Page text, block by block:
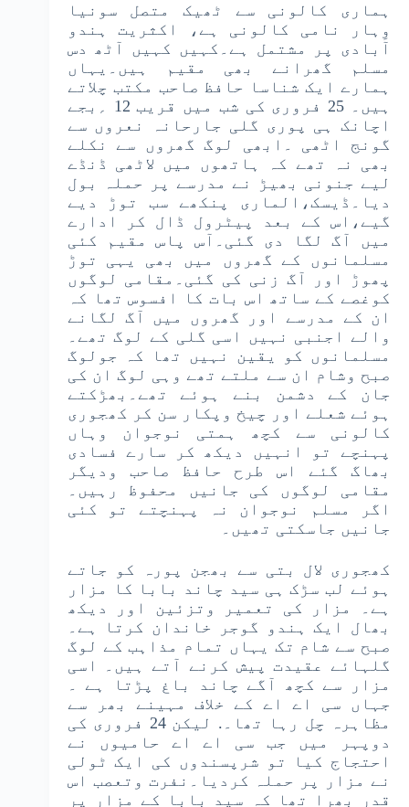
ہماری کالونی سے ٹھیک متصل سونیا
وِہار نامی کالونی ہے، اکثریت ہندو
آبادی پر مشتمل ہے۔کہیں کہیں آٹھ دس
مسلم گھرانے بھی مقیم ہیں۔یہاں
ہمارے ایک شناسا حافظ صاحب مکتب چلاتے
ہیں۔ 25 فروری کی شب میں قریب 12 ؍بجے
اچانک ہی پوری گلی جارحانہ نعروں سے
گونج اٹھی ۔ابھی لوگ گھروں سے نکلے
بھی نہ تھے کہ ہاتھوں میں لاٹھی ڈنڈے
لیے جنونی بھیڑ نے مدرسے پر حملہ بول
دیا۔ڈیسک،الماری پنکھے سب توڑ دیے
گیے،اس کے بعد پیٹرول ڈال کر ادارے
میں آگ لگا دی گئی۔آس پاس مقیم کئی
مسلمانوں کے گھروں میں بھی یہی توڑ
پھوڑ اور آگ زنی کی گئی۔مقامی لوگوں
کوغصے کے ساتھ اس بات کا افسوس تھا کہ
ان کے مدرسے اور گھروں میں آگ لگانے
والے اجنبی نہیں اسی گلی کے لوگ تھے۔
مسلمانوں کو یقین نہیں تھا کہ جولوگ
صبح وشام ان سے ملتے تھے وہی لوگ ان کی
جان کے دشمن بنے ہوئے تھے۔بھڑکتے
ہوئے شعلے اور چیخ وپکار سن کر کھجوری
کالونی سے کچھ ہمتی نوجوان وہاں
پہنچے تو انہیں دیکھ کر سارے فسادی
بھاگ گئے اس طرح حافظ صاحب ودیگر
مقامی لوگوں کی جانیں محفوظ رہیں۔
اگر مسلم نوجوان نہ پہنچتے تو کئی
جانیں جاسکتی تھیں۔
کھجوری لال بتی سے بھجن پورہ کو جاتے
ہوئے لب سڑک ہی سید چاند بابا کا مزار
ہے۔ مزار کی تعمیر وتزئین اور دیکھ
بھال ایک ہندو گوجر خاندان کرتا ہے۔
صبح سے شام تک یہاں تمام مذاہب کے لوگ
گلہائے عقیدت پیش کرنے آتے ہیں۔ اسی
مزار سے کچھ آگے چاند باغ پڑتا ہے ۔
جہاں سی اے اے کے خلاف مہینے بھر سے
مظاہرہ چل رہا تھا۔. لیکن 24 فروری کی
دوپہر میں جب سی اے اے حامیوں نے
احتجاج کیا تو شرپسندوں کی ایک ٹولی
نے مزار پر حملہ کردیا۔نفرت وتعصب اس
قدر بھرا تھا کہ سید بابا کے مزار پر